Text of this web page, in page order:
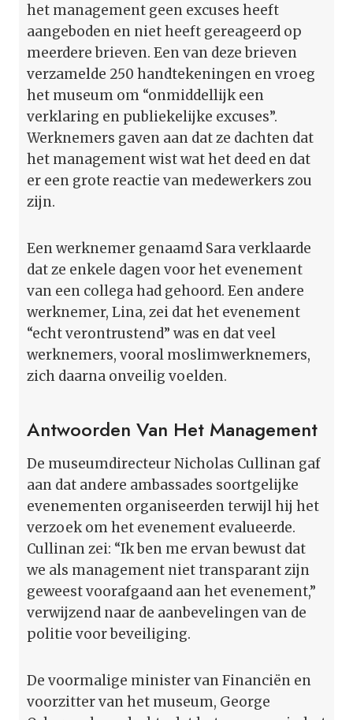
het management geen excuses heeft
aangeboden en niet heeft gereageerd op
meerdere brieven. Een van deze brieven
verzamelde 250 handtekeningen en vroeg
het museum om “onmiddellijk een
verklaring en publiekelijke excuses”.
Werknemers gaven aan dat ze dachten dat
het management wist wat het deed en dat
er een grote reactie van medewerkers zou
zijn.
Een werknemer genaamd Sara verklaarde
dat ze enkele dagen voor het evenement
van een collega had gehoord. Een andere
werknemer, Lina, zei dat het evenement
“echt verontrustend” was en dat veel
werknemers, vooral moslimwerknemers,
zich daarna onveilig voelden.
Antwoorden Van Het Management
De museumdirecteur Nicholas Cullinan gaf
aan dat andere ambassades soortgelijke
evenementen organiseerden terwijl hij het
verzoek om het evenement evalueerde.
Cullinan zei: “Ik ben me ervan bewust dat
we als management niet transparant zijn
geweest voorafgaand aan het evenement,”
verwijzend naar de aanbevelingen van de
politie voor beveiliging.
De voormalige minister van Financiën en
voorzitter van het museum, George